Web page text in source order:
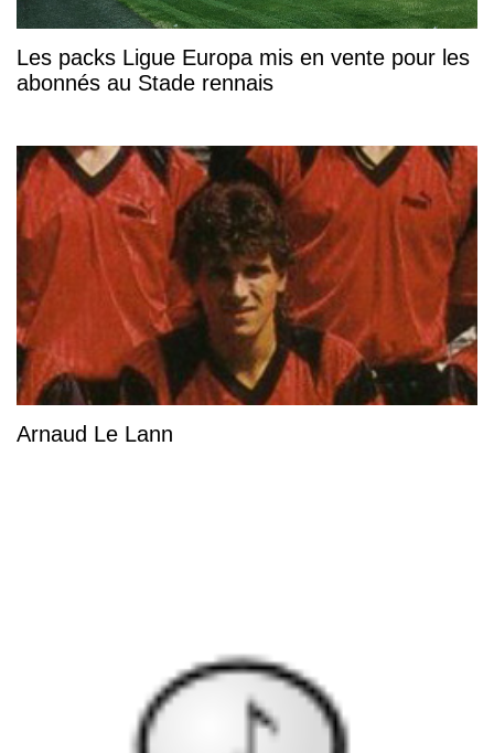
Les packs Ligue Europa mis en vente pour les
abonnés au Stade rennais
Arnaud Le Lann